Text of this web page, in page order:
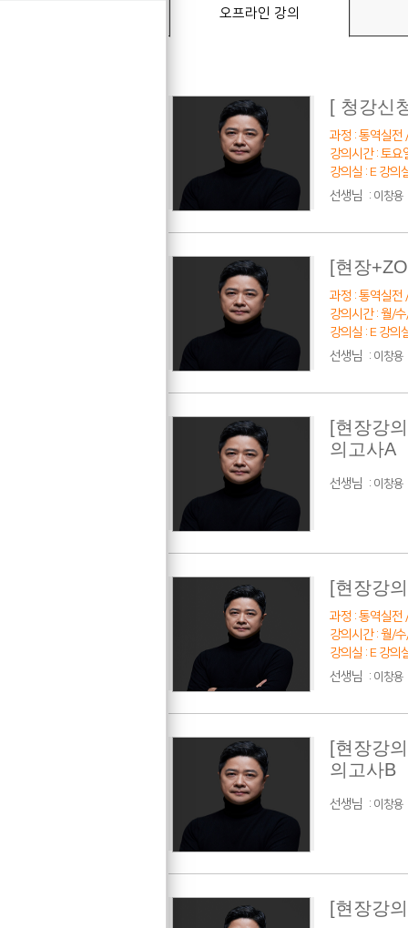
오프라인 강의
[ 청강신
과정 : 통역실전
강의시간 : 토요
강의실 : E 강의
선생님 : 이창용
[현장
과정 : 통역실전
강의시간 : 월/
강의실 : E 강의
선생님 : 이창용
[현장강
의고사A
선생님 : 이창용
[현장강
과정 : 통역실전
강의시간 : 월/
강의실 : E 강의
선생님 : 이창용
[현장강
의고사B
선생님 : 이창용
[현장강